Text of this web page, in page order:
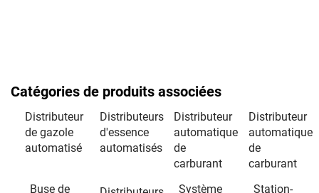
Catégories de produits associées
Distributeur
de gazole
automatisé
Distributeurs
d'essence
automatisés
Distributeur
automatique
de
carburant
Distributeur
automatique
de
carburant
Buse de
Système
Station-